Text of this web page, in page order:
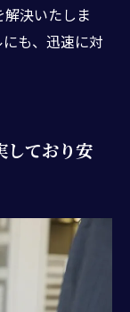
決いたしま
も、迅速に対
しており安